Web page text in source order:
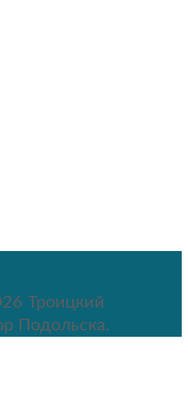
Троицкий
Подольска.